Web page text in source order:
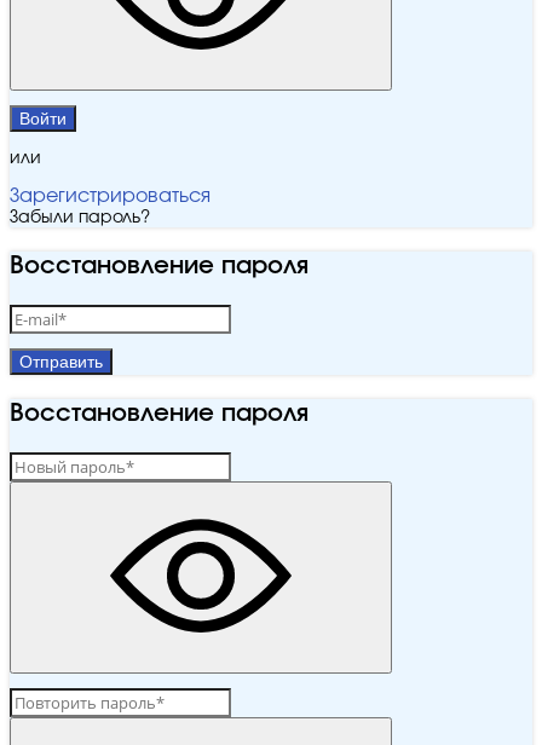
Войти
или
Зарегистрироваться
Забыли пароль?
Восстановление пароля
Отправить
Восстановление пароля